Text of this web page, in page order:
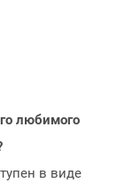
любимого
в виде